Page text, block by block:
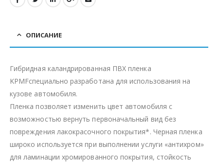
ОПИСАНИЕ
Гибридная каландрированная ПВХ пленка
KPMFспециально разработана для использования на
кузове автомобиля.
Пленка позволяет изменить цвет автомобиля с
возможностью вернуть первоначальный вид без
повреждения лакокрасочного покрытия*. Черная пленка
широко используется при выполнении услуги «антихром»
для ламинации хромированного покрытия, стойкость